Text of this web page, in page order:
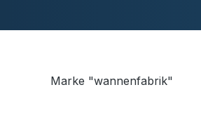
Wannenträger
Marke "wannenfabrik"